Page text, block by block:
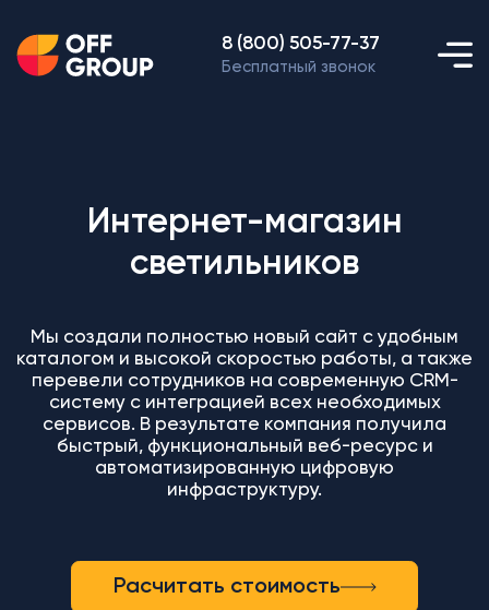
8 (800) 505-77-37
Бесплатный звонок
Интернет-магазин
светильников
Мы создали полностью новый сайт с удобным
каталогом и высокой скоростью работы, а также
перевели сотрудников на современную CRM-
систему с интеграцией всех необходимых
сервисов. В результате компания получила
быстрый, функциональный веб-ресурс и
автоматизированную цифровую
инфраструктуру.
Расчитать стоимость